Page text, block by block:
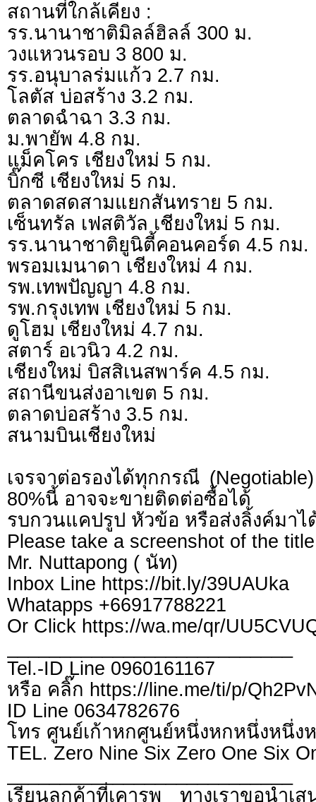
สถานที่ใกล้เคียง :
รร.นานาชาติมิลล์ฮิลล์ 300 ม.
วงแหวนรอบ 3 800 ม.
รร.อนุบาลร่มแก้ว 2.7 กม.
โลตัส บ่อสร้าง 3.2 กม.
ตลาดฉำฉา 3.3 กม.
ม.พายัพ 4.8 กม.
แม็คโคร เชียงใหม่ 5 กม.
บิ๊กซี เชียงใหม่ 5 กม.
ตลาดสดสามแยกสันทราย 5 กม.
เซ็นทรัล เฟสติวัล เชียงใหม่ 5 กม.
รร.นานาชาติยูนิตี้คอนคอร์ด 4.5 กม.
พรอมเมนาดา เชียงใหม่ 4 กม.
รพ.เทพปัญญา 4.8 กม.
รพ.กรุงเทพ เชียงใหม่ 5 กม.
ดูโฮม เชียงใหม่ 4.7 กม.
สตาร์ อเวนิว 4.2 กม.
เชียงใหม่ บิสสิเนสพาร์ค 4.5 กม.
สถานีขนส่งอาเขต 5 กม.
ตลาดบ่อสร้าง 3.5 กม.
สนามบินเชียงใหม่
เจรจาต่อรองได้ทุกกรณี
80%นี้ อาจจะขายติดต่อซื้อได้
รบกวนแคปรูป หัวข้อ หรือส่งลิ้งค์มาไ
Please take a screenshot of the
Mr. Nuttapong ( นัท)
Inbox Line https://bit.ly/39UAUka
Whatapps +66917788221
Or Click https://wa.me/qr/
Tel.-ID Line 0960161167
หรือ คลิ๊ก https://line.me/ti/p/
ID Line 0634782676
โทร ศูนย์เก้าหกศูนย์หนึ่งหกหนึ่งหนึ่ง
TEL. Zero Nine Six Zero One Six
เรียนลูกค้าที่เคารพ ทางเราขอนำเ